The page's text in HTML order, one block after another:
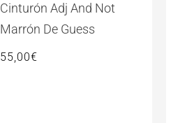
Cinturón Adj And Not
Marrón De Guess
55,00€